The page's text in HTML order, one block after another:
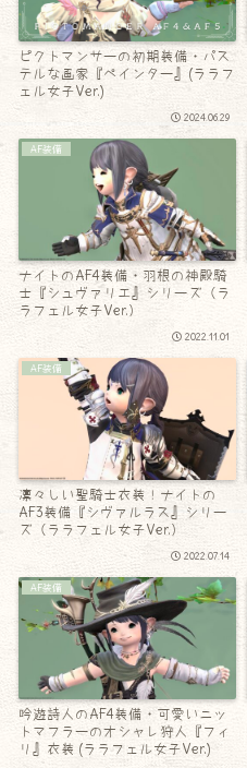
ピクトマンサーの初期装備・パス
テルな画家『ペインター』(ララフ
ェル女子Ver.)
2024.06.29
AF装備
ナイトのAF4装備・羽根の神殿騎
士『シュヴァリエ』シリーズ（ラ
ラフェル女子Ver.）
2022.11.01
AF装備
凛々しい聖騎士衣装！ナイトの
AF3装備『シヴァルラス』シリー
ズ（ララフェル女子Ver.）
2022.07.14
AF装備
吟遊詩人のAF4装備・可愛いニッ
トマフラーのオシャレ狩人『フィ
リ』衣装 (ララフェル女子Ver.)